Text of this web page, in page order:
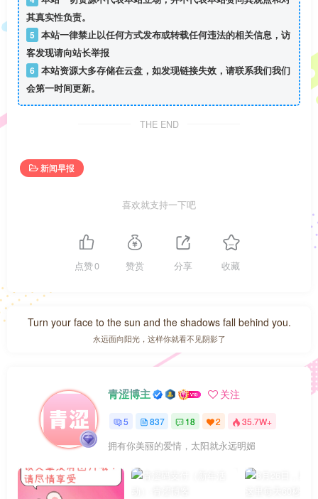
其真实性负责。
5 本站一律禁止以任何方式发布或转载任何违法的相关信息，访
客发现请向站长举报
6 本站资源大多存储在云盘，如发现链接失效，请联系我们我们
会第一时间更新。
THE END
新闻早报
喜欢就支持一下吧
点赞0 赞赏 分享 收藏
Turn your face to the sun and the shadows fall behind you.
永远面向阳光，这样你就看不见阴影了
青涩博主 关注
5 837 18 2 35.7W+
拥有你美丽的爱情，太阳就永远明媚